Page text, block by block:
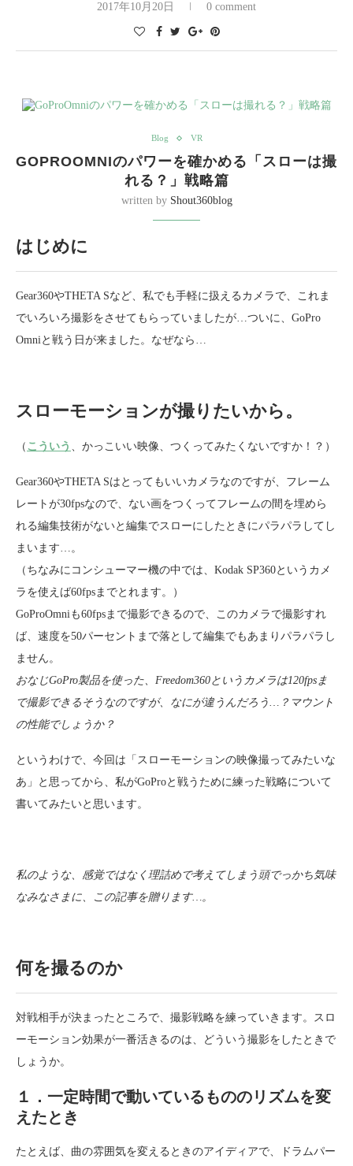
2017年10月20日 0 comment
Blog VR
GOPROOMNIのパワーを確かめる「スローは撮
れる？」戦略篇
written by Shout360blog
はじめに
Gear360やTHETA Sなど、私でも手軽に扱えるカメラで、これま
でいろいろ撮影をさせてもらっていましたが…ついに、GoPro
Omniと戦う日が来ました。なぜなら…
スローモーションが撮りたいから。
（ こういう 、かっこいい映像、つくってみたくないですか！？）
Gear360やTHETA Sはとってもいいカメラなのですが、フレーム
レートが30fpsなので、ない画をつくってフレームの間を埋めら
れる編集技術がないと編集でスローにしたときにパラパラしてし
まいます…。
（ちなみにコンシューマー機の中では、Kodak SP360というカメ
ラを使えば60fpsまでとれます。）
GoProOmniも60fpsまで撮影できるので、このカメラで撮影すれ
ば、速度を50パーセントまで落として編集でもあまりパラパラし
ません。
おなじGoPro製品を使った、Freedom360というカメラは120fpsま
で撮影できるそうなのですが、なにが違うんだろう…？マウント
の性能でしょうか？
というわけで、今回は「スローモーションの映像撮ってみたいな
あ」と思ってから、私がGoProと戦うために練った戦略について
書いてみたいと思います。
私のような、感覚ではなく理詰めで考えてしまう頭でっかち気味
なみなさまに、この記事を贈ります…。
何を撮るのか
対戦相手が決まったところで、撮影戦略を練っていきます。スロ
ーモーション効果が一番活きるのは、どういう撮影をしたときで
しょうか。
１．一定時間で動いているもののリズムを変
えたとき
たとえば、曲の雰囲気を変えるときのアイディアで、ドラムパー